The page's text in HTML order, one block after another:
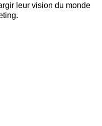
leur vision du monde